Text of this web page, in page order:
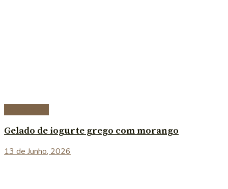
Gelado de iogurte grego com morango
13 de Junho, 2026